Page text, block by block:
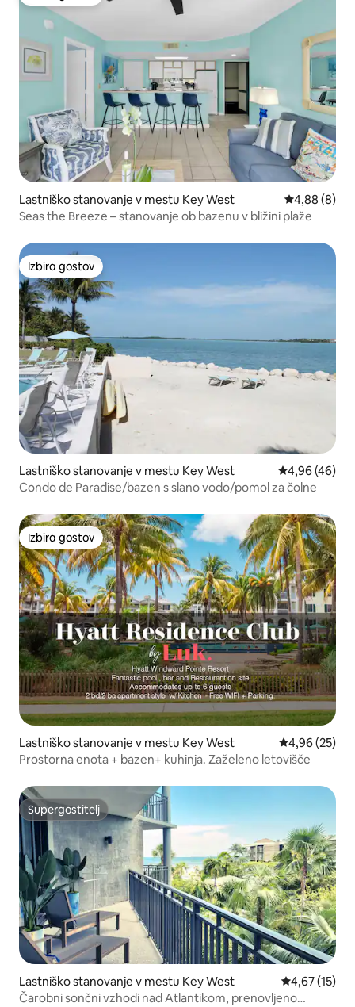
Lastniško stanovanje v mestu Key West Povprečna
4,88 (8)
Seas the Breeze – stanovanje ob bazenu v bližini plaže
Izbira gostov
Izbira gostov
Lastniško stanovanje v mestu Key West Povprečna
4,96 (46)
Condo de Paradise/bazen s slano vodo/pomol za čolne
Izbira gostov
Izbira gostov
Lastniško stanovanje v mestu Key West Povprečna
4,96 (25)
Prostorna enota + bazen+ kuhinja. Zaželeno letovišče
Supergostitelj
Supergostitelj
Lastniško stanovanje v mestu Key West Povprečna
4,67 (15)
Čarobni sončni vzhodi nad Atlantikom, prenovljeno